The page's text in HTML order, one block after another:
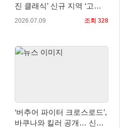
진 클래식’ 신규 지역 ‘고성’
및 신규 직업 ‘건슬링거’ 업
2026.07.09 조회 328
‘버추어 파이터 크로스로드’,
바쿠나와 킬러 공개… 신규